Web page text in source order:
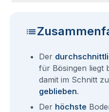
Der
für Bösingen liegt
damit im Schnitt
geblieben.
Der höchste